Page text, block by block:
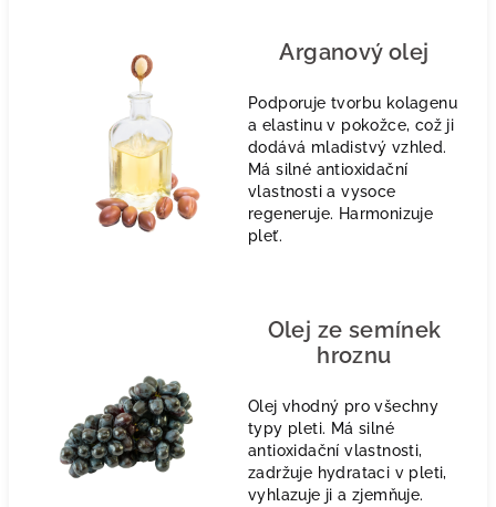
Arganový olej
Podporuje tvorbu kolagenu
a elastinu v pokožce, což ji
dodává mladistvý vzhled.
Má silné antioxidační
vlastnosti a vysoce
regeneruje. Harmonizuje
pleť.
Olej ze semínek
hroznu
Olej vhodný pro všechny
typy pleti. Má silné
antioxidační vlastnosti,
zadržuje hydrataci v pleti,
vyhlazuje ji a zjemňuje.